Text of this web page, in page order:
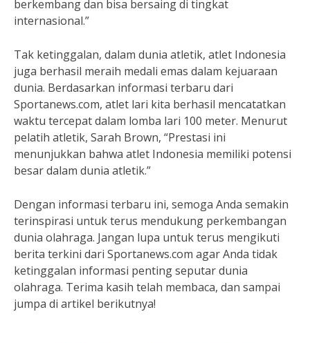
berkembang dan bisa bersaing di tingkat
internasional.”
Tak ketinggalan, dalam dunia atletik, atlet Indonesia
juga berhasil meraih medali emas dalam kejuaraan
dunia. Berdasarkan informasi terbaru dari
Sportanews.com, atlet lari kita berhasil mencatatkan
waktu tercepat dalam lomba lari 100 meter. Menurut
pelatih atletik, Sarah Brown, “Prestasi ini
menunjukkan bahwa atlet Indonesia memiliki potensi
besar dalam dunia atletik.”
Dengan informasi terbaru ini, semoga Anda semakin
terinspirasi untuk terus mendukung perkembangan
dunia olahraga. Jangan lupa untuk terus mengikuti
berita terkini dari Sportanews.com agar Anda tidak
ketinggalan informasi penting seputar dunia
olahraga. Terima kasih telah membaca, dan sampai
jumpa di artikel berikutnya!